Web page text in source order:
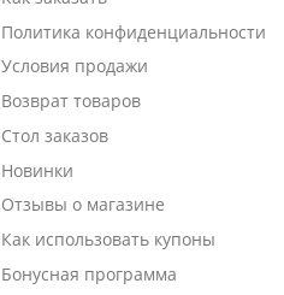
Политика конфиденциальности
Условия продажи
Возврат товаров
Стол заказов
Новинки
Отзывы о магазине
Как использовать купоны
Бонусная программа